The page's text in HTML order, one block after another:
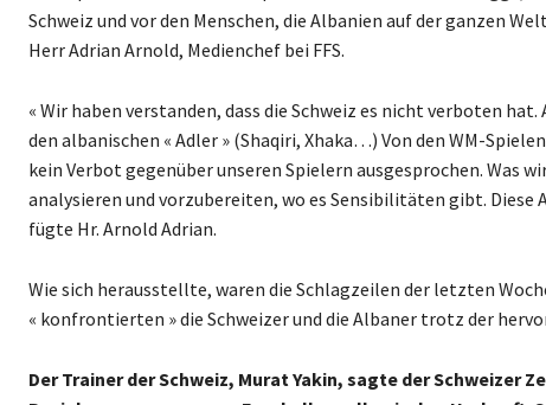
Schweiz und vor den Menschen, die Albanien auf der ganzen
Herr Adrian Arnold, Medienchef bei FFS.
« Wir haben verstanden, dass die Schweiz es nicht verboten
den albanischen « Adler » (Shaqiri, Xhaka…) Von den WM-
kein Verbot gegenüber unseren Spielern ausgesprochen. Was
analysieren und vorzubereiten, wo es Sensibilitäten gibt.
fügte Hr. Arnold Adrian.
Wie sich herausstellte, waren die Schlagzeilen der letzten
« konfrontierten » die Schweizer und die Albaner trotz der
Der Trainer der Schweiz, Murat Yakin, sagte der Schweizer